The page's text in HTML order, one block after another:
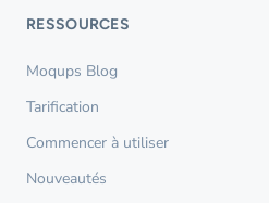
RESSOURCES
Moqups Blog
Tarification
Commencer à utiliser
Nouveautés